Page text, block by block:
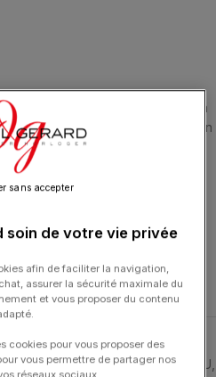
de David… voici les trésors de la
dans le coffre-fort d’un
CLOZEAU, or 18 carats et un
dans le ciel étoilé
, Boucles d'Oreilles, GIGI CLOZEAU
soin de votre vie privée
afin de faciliter la navigation,
assurer la sécurité maximale du
et vous proposer du contenu
cookies pour vous proposer des
vous permettre de partager nos
réseaux sociaux.
sans accepter